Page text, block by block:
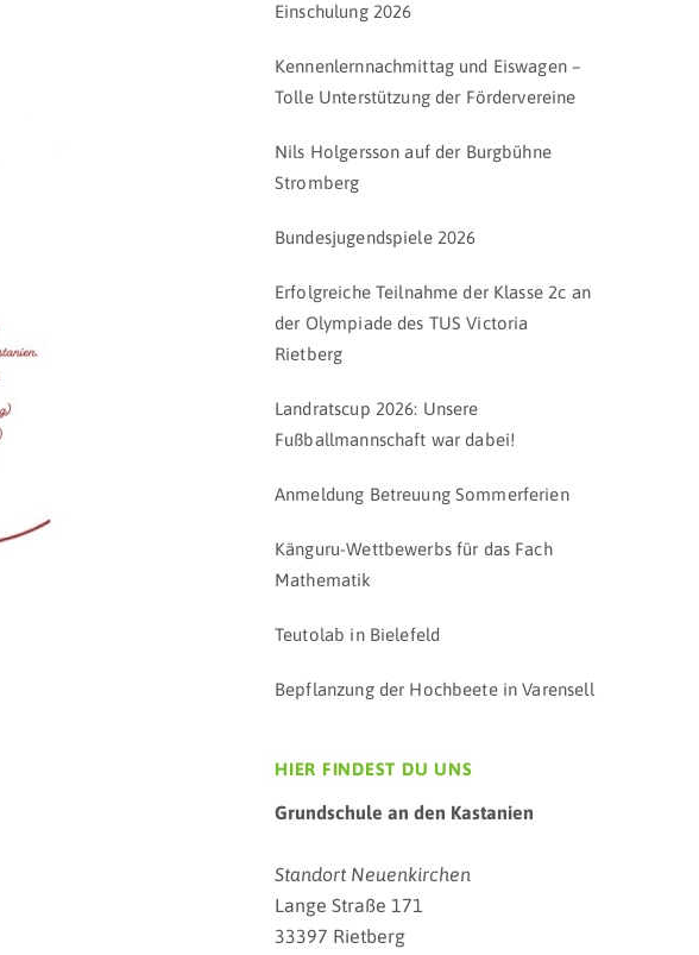
Einschulung 2026
Kennenlernnachmittag und Eiswagen –
Tolle Unterstützung der Fördervereine
Nils Holgersson auf der Burgbühne
Stromberg
Bundesjugendspiele 2026
Erfolgreiche Teilnahme der Klasse 2c an
der Olympiade des TUS Victoria
Rietberg
Landratscup 2026: Unsere
Fußballmannschaft war dabei!
Anmeldung Betreuung Sommerferien
Känguru-Wettbewerbs für das Fach
Mathematik
Teutolab in Bielefeld
Bepflanzung der Hochbeete in Varensell
HIER FINDEST DU UNS
Grundschule an den Kastanien
Standort Neuenkirchen
Lange Straße 171
33397 Rietberg